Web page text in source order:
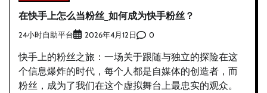
在快手上怎么当粉丝_如何成为快手粉丝？
24小时自助平台 2026年4月12日 0
快手上的粉丝之旅：一场关于跟随与独立的探险在这
个信息爆炸的时代，每个人都是自媒体的创造者，而
粉丝，成为了我们在这个虚拟舞台上最忠实的观众。